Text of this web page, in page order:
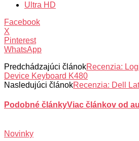
Ultra HD
Facebook
X
Pinterest
WhatsApp
Predchádzajúci článokRecenzia:
Device Keyboard K480
Nasledujúci článokRecenzia: Dell
Podobné článkyViac článkov od
Novinky